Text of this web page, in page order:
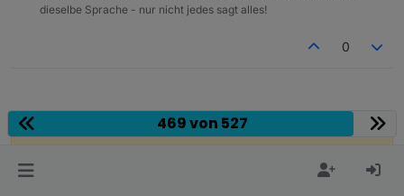
dieselbe Sprache - nur nicht jedes sagt alles!
0
interessiert zu sein, hast aber noch kein
469 von 527